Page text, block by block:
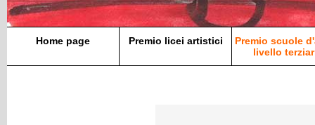
Home page Premio licei artistici
Premio scuole
livello